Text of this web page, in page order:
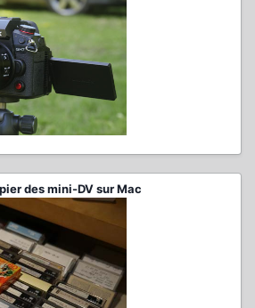
des mini-DV sur Mac